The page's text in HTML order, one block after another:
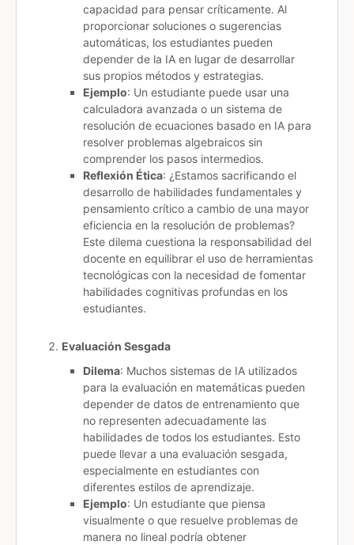
capacidad para pensar críticamente. Al
proporcionar soluciones o sugerencias
automáticas, los estudiantes pueden
depender de la IA en lugar de desarrollar
sus propios métodos y estrategias.
Ejemplo: Un estudiante puede usar una
calculadora avanzada o un sistema de
resolución de ecuaciones basado en IA para
resolver problemas algebraicos sin
comprender los pasos intermedios.
Reflexión Ética: ¿Estamos sacrificando el
desarrollo de habilidades fundamentales y
pensamiento crítico a cambio de una mayor
eficiencia en la resolución de problemas?
Este dilema cuestiona la responsabilidad del
docente en equilibrar el uso de herramientas
tecnológicas con la necesidad de fomentar
habilidades cognitivas profundas en los
estudiantes.
Evaluación Sesgada
Dilema: Muchos sistemas de IA utilizados
para la evaluación en matemáticas pueden
depender de datos de entrenamiento que
no representen adecuadamente las
habilidades de todos los estudiantes. Esto
puede llevar a una evaluación sesgada,
especialmente en estudiantes con
diferentes estilos de aprendizaje.
Ejemplo: Un estudiante que piensa
visualmente o que resuelve problemas de
manera no lineal podría obtener